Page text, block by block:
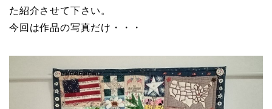
た紹介させて下さい。
今回は作品の写真だけ・・・